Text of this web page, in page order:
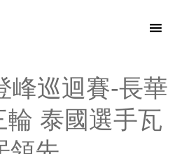
峰巡迴賽-長華
輪 泰國選手瓦